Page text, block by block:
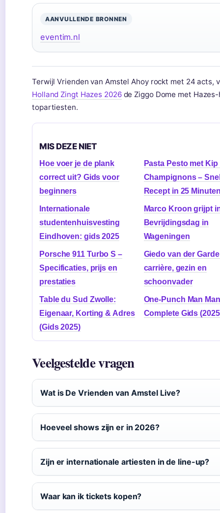
AANVULLENDE BRONNEN
eventim.nl
Terwijl Vrienden van Amstel Ahoy rockt met 24 acts,
Holland Zingt Hazes 2026de Ziggo Dome met
topartiesten.
MIS DEZE NIET
Hoe voer je de plank
correct uit? Gids voor
beginners
Pasta Pesto met Kip
Champignons –
Recept in 25
Internationale
studentenhuisvesting
Eindhoven: gids 2025
Marco Kroon grijpt
Bevrijdingsdag in
Wageningen
Porsche 911 Turbo S –
Specificaties, prijs en
prestaties
Giedo van der
carrière, gezin en
schoonvader
Table du Sud Zwolle:
Eigenaar, Korting & Adres
(Gids 2025)
One-Punch Man
Complete Gids
Veelgestelde vragen
Wat is De Vrienden van Amstel Live?
Hoeveel shows zijn er in 2026?
Zijn er internationale artiesten in de line-up?
Waar kan ik tickets kopen?